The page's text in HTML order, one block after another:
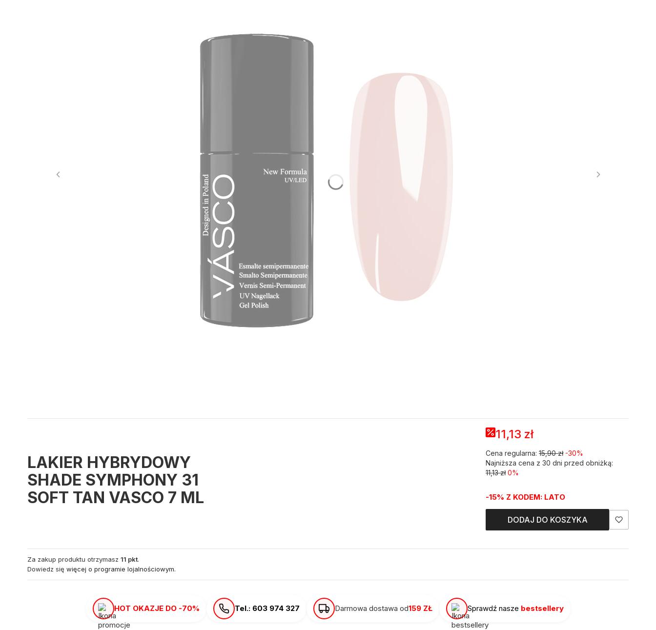
LAKIER HYBRYDOWY
SHADE SYMPHONY 31
SOFT TAN VASCO 7 ML
11,13 zł
Cena regularna: 15,90 zł -30%
Najniższa cena z 30 dni przed obniżką:
11,13 zł 0%
-15% Z KODEM: LATO
DODAJ DO KOSZYKA
Za zakup produktu otrzymasz 11 pkt.
Dowiedz się więcej o programie lojalnościowym.
HOT OKAZJE DO -70% Tel.: 603 974 327 Darmowa dostawa od159 ZŁ Sprawdź nasze bestsellery